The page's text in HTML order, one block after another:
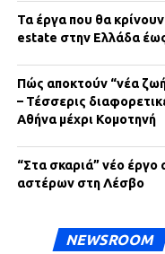
Τα έργα που θα
estate στην Ελλάδα
Πώς αποκτούν “νέα
– Τέσσερις
Αθήνα μέχρι Κομοτηνή
“Στα σκαριά” νέο έργο
αστέρων στη Λέσβο
NEWSROOM